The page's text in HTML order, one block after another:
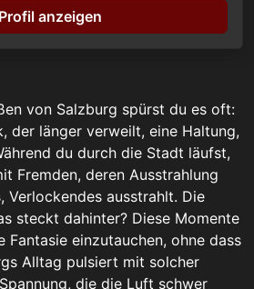
Profil anzeigen
von Salzburg spürst du es oft:
der länger verweilt, eine Haltung,
du durch die Stadt läufst,
Fremden, deren Ausstrahlung
Verlockendes ausstrahlt. Die
steckt dahinter? Diese Momente
Fantasie einzutauchen, ohne dass
Alltag pulsiert mit solcher
die die Luft schwer